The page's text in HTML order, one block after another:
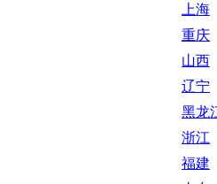
上海
重庆
山西
辽宁
黑龙
浙江
福建